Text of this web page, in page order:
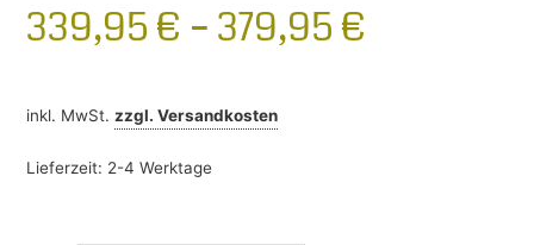
339,95 € – 379,95 €
inkl. MwSt. zzgl.Versandkosten
Lieferzeit: 2-4 Werktage